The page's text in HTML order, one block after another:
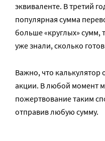
эквиваленте. В третий
популярная сумма
больше «круглых» сумм,
уже знали, сколько
Важно, что калькулятор
акции. В любой момент
пожертвование таким
отправив любую сумму.